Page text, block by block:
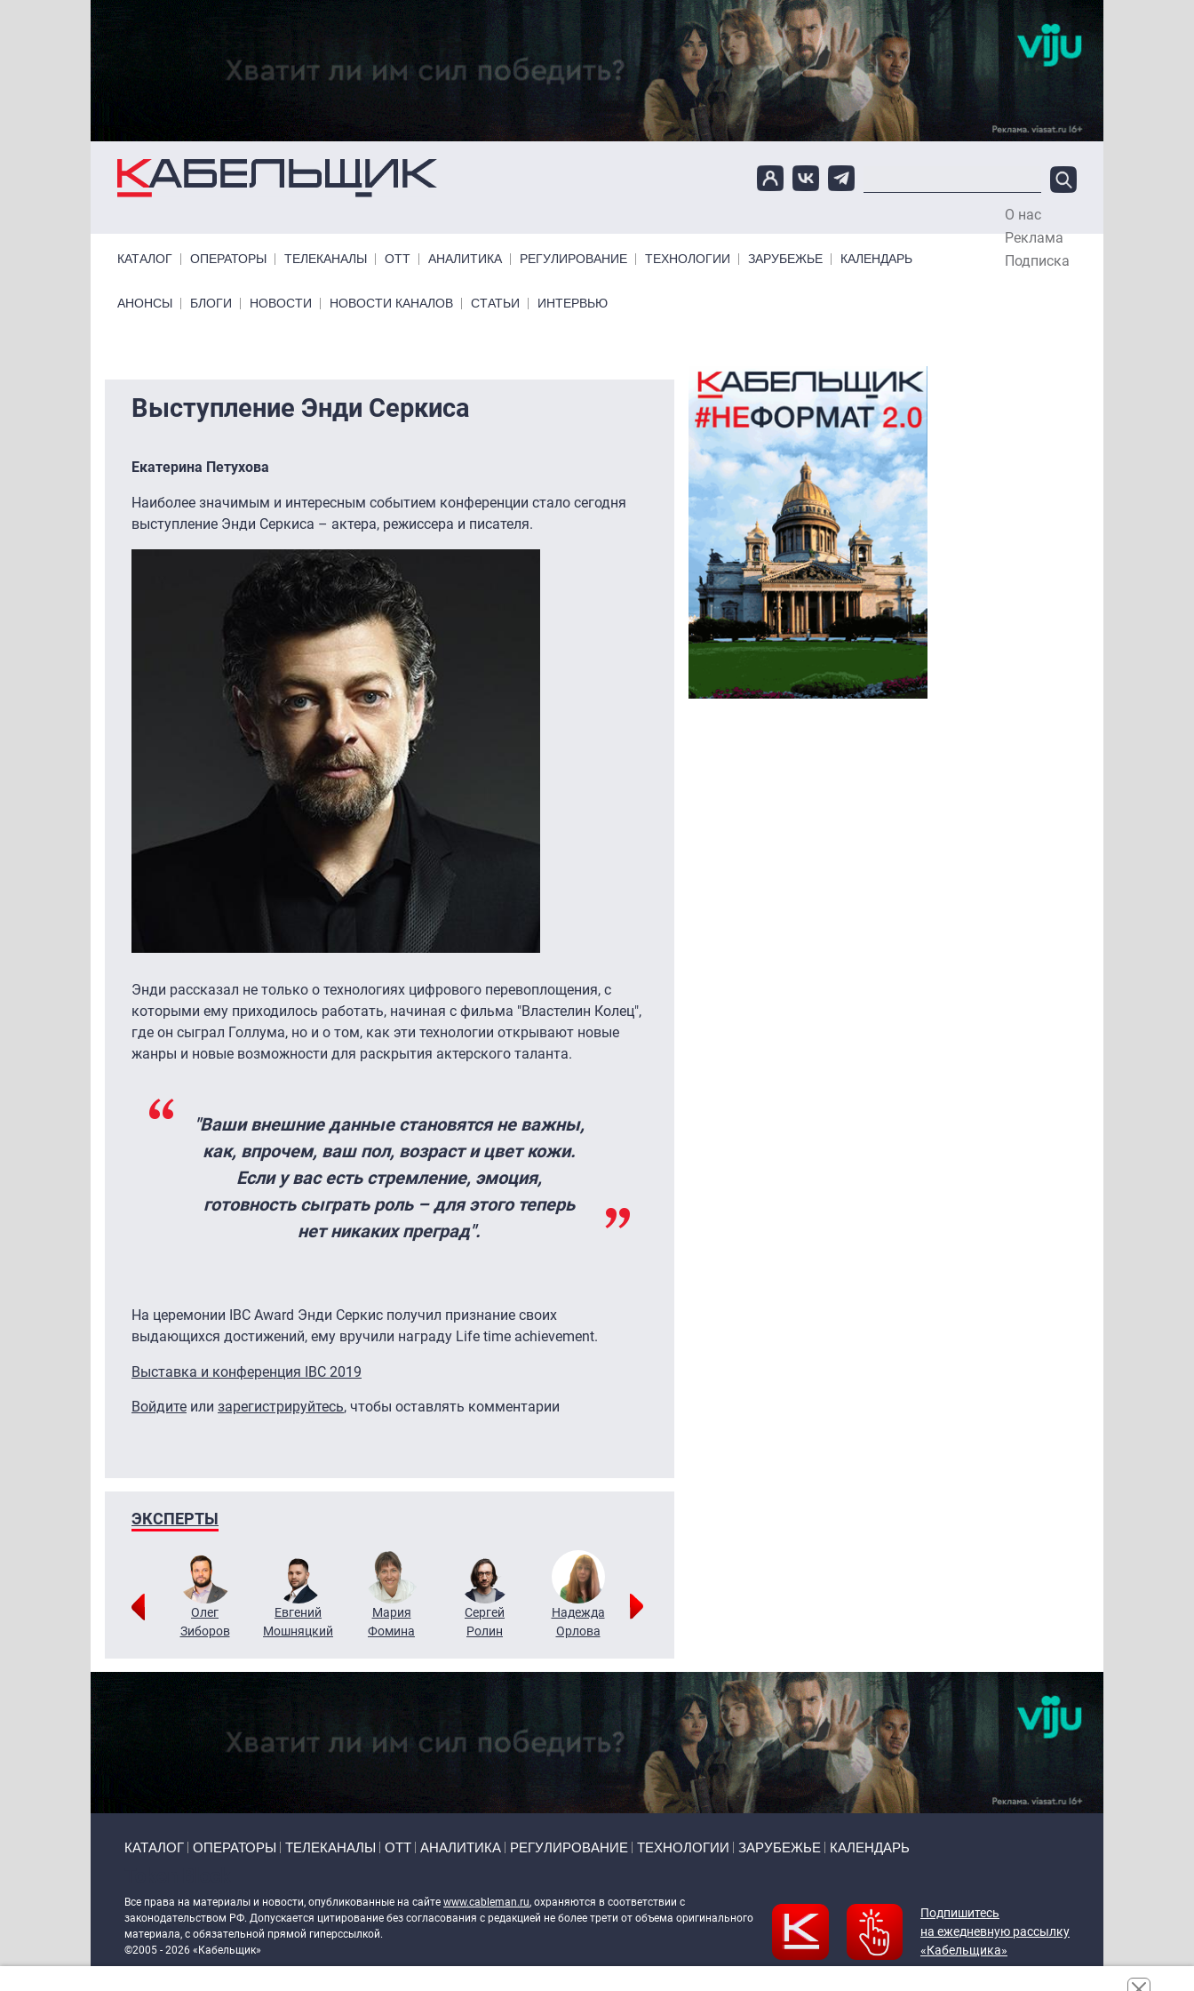
Перейти к основному содержанию
О нас
Реклама
Подписка
КАТАЛОГ ОПЕРАТОРЫ ТЕЛЕКАНАЛЫ ОТТ АНАЛИТИКА РЕГУЛИРОВАНИЕ ТЕХНОЛОГИИ ЗАРУБЕЖЬЕ КАЛЕНДАРЬ
Primary links bottom
АНОНСЫ БЛОГИ НОВОСТИ НОВОСТИ КАНАЛОВ СТАТЬИ ИНТЕРВЬЮ
Выступление Энди Серкиса
Екатерина Петухова
Наиболее значимым и интересным событием конференции стало сегодня
выступление Энди Серкиса – актера, режиссера и писателя.
Энди рассказал не только о технологиях цифрового перевоплощения, с
которыми ему приходилось работать, начиная с фильма "Властелин Колец",
где он сыграл Голлума, но и о том, как эти технологии открывают новые
жанры и новые возможности для раскрытия актерского таланта.
"Ваши внешние данные становятся не важны,
как, впрочем, ваш пол, возраст и цвет кожи.
Если у вас есть стремление, эмоция,
готовность сыграть роль – для этого теперь
нет никаких преград".
На церемонии IBC Award Энди Серкис получил признание своих
выдающихся достижений, ему вручили награду Life time achievement.
Выставка и конференция IBC 2019
Войдите или зарегистрируйтесь, чтобы оставлять комментарии
ЭКСПЕРТЫ
Григорий
Олег
Зиборов
Евгений
Мошняцкий
Мария
Фомина
Сергей
Ролин
Надежда
Орлова
КАТАЛОГ ОПЕРАТОРЫ ТЕЛЕКАНАЛЫ ОТТ АНАЛИТИКА РЕГУЛИРОВАНИЕ ТЕХНОЛОГИИ ЗАРУБЕЖЬЕ КАЛЕНДАРЬ
Все права на материалы и новости, опубликованные на сайте www.cableman.ru, охраняются в соответствии с
законодательством РФ. Допускается цитирование без согласования с редакцией не более трети от объема оригинального
материала, с обязательной прямой гиперссылкой.
©2005 - 2026 «Кабельщик»
Подпишитесь
на ежедневную рассылку
«Кабельщика»